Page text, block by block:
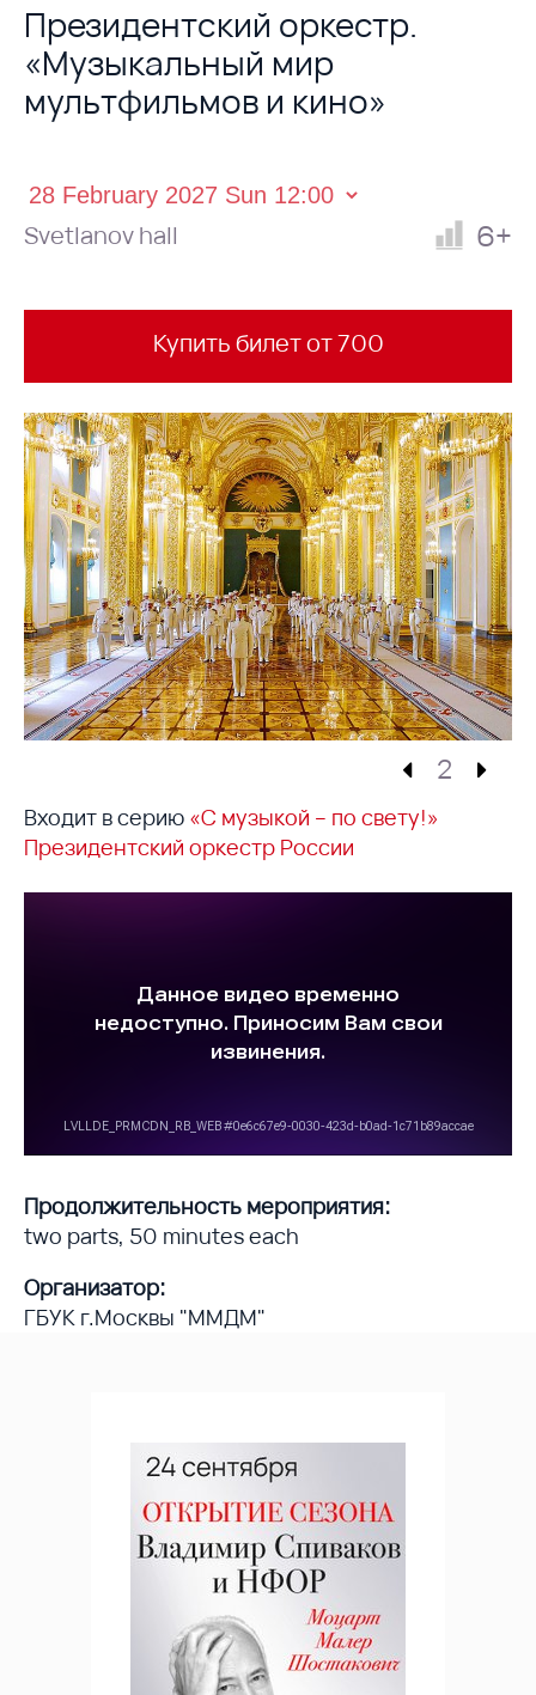
Президентский оркестр.
«Музыкальный мир
мультфильмов и кино»
Svetlanov hall 6+
Купить билет от 700
2
Входит в серию «С музыкой – по свету!»
Президентский оркестр России
Продолжительность мероприятия:
two parts, 50 minutes each
Организатор:
ГБУК г.Москвы "ММДМ"